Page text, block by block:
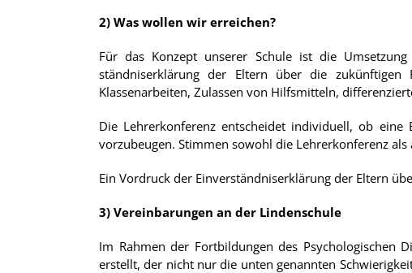
2) Was wollen wir erreichen?
Für das Konzept unserer Schule ist die
ständniserklärung der Eltern über die zukünftigen
Klassenarbeiten, Zulassen von Hilfsmitteln,
Die Lehrerkonferenz entscheidet individuell, ob
vorzubeugen. Stimmen sowohl die Lehrerkonferenz
Ein Vordruck der Einverständniserklärung der Eltern
3) Vereinbarungen an der Lindenschule
Im Rahmen der Fortbildungen des Psychologischen
erstellt, der nicht nur die unten genannten